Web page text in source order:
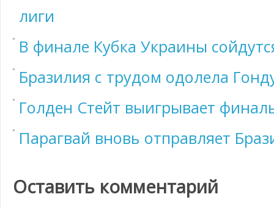
лиги
В финале Кубка Украины
Бразилия с трудом одолела
Голден Стейт выигрывает
Парагвай вновь отправляет
Оставить комментарий